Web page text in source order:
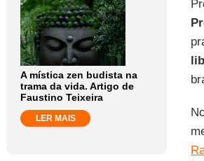
A mística zen budista na
trama da vida. Artigo de
Faustino Teixeira
LER MAIS